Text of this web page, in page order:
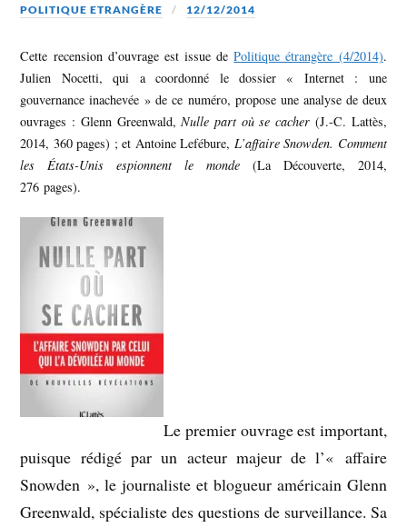
POLITIQUE ETRANGÈRE 12/12/2014
Cette recension d’ouvrage est issue dePolitique étrangère (4/2014).
Julien Nocetti, qui a coordonné le dossier « Internet : une
gouvernance inachevée » de ce numéro, propose une analyse de deux
ouvrages : Glenn Greenwald,Nulle part où se cacher (J.-C. Lattès,
2014, 360 pages) ; et Antoine Lefébure, L’affaire Snowden. Comment
les États-Unis espionnent le monde(La Découverte, 2014,
276 pages).
Le premier ouvrage est important,
puisque rédigé par un acteur majeur de l’« affaire
Snowden », le journaliste et blogueur américain Glenn
Greenwald, spécialiste des questions de surveillance. Sa